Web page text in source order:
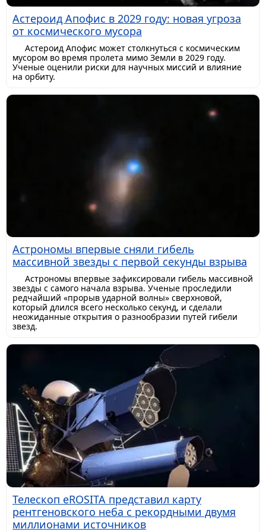
Астероид Апофис в 2029 году: новая угроза
от космического мусора
Астероид Апофис может столкнуться с космическим
мусором во время пролета мимо Земли в 2029 году.
Ученые оценили риски для научных миссий и влияние
на орбиту.
Астрономы впервые сняли гибель
массивной звезды с первой секунды взрыва
Астрономы впервые зафиксировали гибель массивной
звезды с самого начала взрыва. Ученые проследили
редчайший «прорыв ударной волны» сверхновой,
который длился всего несколько секунд, и сделали
неожиданные открытия о разнообразии путей гибели
звезд.
Телескоп eROSITA представил карту
рентгеновского неба с рекордными двумя
миллионами источников